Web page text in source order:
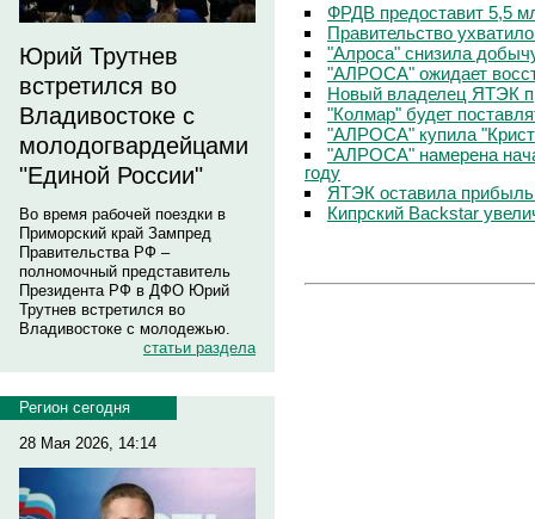
Юрий Трутнев
встретился во
Владивостоке с
молодогвардейцами
"Единой России"
Во время рабочей поездки в
Приморский край Зампред
Правительства РФ –
полномочный представитель
Президента РФ в ДФО Юрий
Трутнев встретился во
Владивостоке с молодежью.
статьи раздела
Регион сегодня
28 Мая 2026, 14:14
ФРДВ предоставит 5,5
Правительство
"Алроса" снизила
"АЛРОСА" ожидает
Новый владелец ЯТЭК
"Колмар" будет
"АЛРОСА" купила
"АЛРОСА" намерена
году
ЯТЭК оставила прибыль
Кипрский Backstar